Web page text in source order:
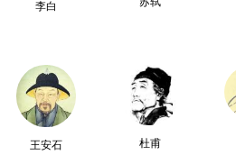
李白
王安石 杜甫